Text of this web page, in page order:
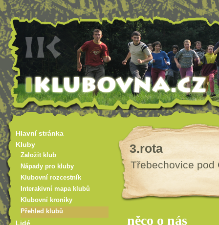
3.rota
Třebechovice pod
něco o nás
Hlavní stránka
Kluby
Založit klub
Nápady pro kluby
Klubovní rozcestník
Interakivní mapa klubů
Klubovní kroniky
Přehled klubů
Lidé